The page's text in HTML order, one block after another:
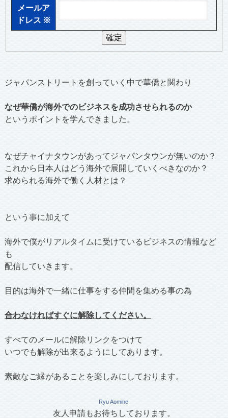
メールア
ドレス ※
ジャパンストリートを創っていく中で華僑と関わり
なぜ華僑が海外でのビジネスを成功させられるのか
というポイントを学んできました。
なぜチャイナタウンがあってジャパンタウンが無いのか？
これから日本人はどう海外で展開していくべきなのか？
求められる海外で働く人材とは？
という事に加えて
海外で僕がリアルタイムに受けているビジネスの情報など
も
配信していきます。
目的は海外で一緒に仕事をする仲間を集める事の為
合わなければすぐに解除してください。
すべてのメールに解除リンクをつけて
いつでも解除が出来るようにしてあります。
素敵なご縁があることを楽しみにしております。
Ryu Aomine
友人申請もお待ちしております。